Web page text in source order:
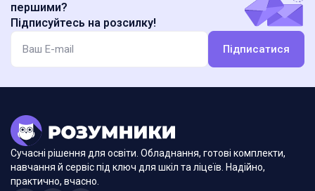
першими?
Підписуйтесь на розсилку!
Підписатися
Сучасні рішення для освіти. Обладнання, готові комплекти,
навчання й сервіс під ключ для шкіл та ліцеїв. Надійно,
практично, вчасно.